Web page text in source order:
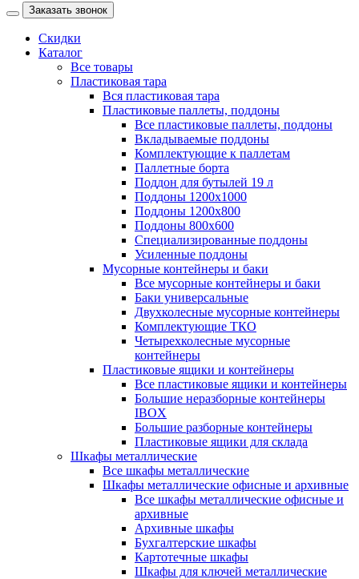
Заказать звонок
Скидки
Каталог
Все товары
Пластиковая тара
Вся пластиковая тара
Пластиковые паллеты, поддоны
Все пластиковые паллеты, поддоны
Вкладываемые поддоны
Комплектующие к паллетам
Паллетные борта
Поддон для бутылей 19 л
Поддоны 1200х1000
Поддоны 1200х800
Поддоны 800х600
Специализированные поддоны
Усиленные поддоны
Мусорные контейнеры и баки
Все мусорные контейнеры и баки
Баки универсальные
Двухколесные мусорные контейнеры
Комплектующие ТКО
Четырехколесные мусорные
контейнеры
Пластиковые ящики и контейнеры
Все пластиковые ящики и контейнеры
Большие неразборные контейнеры
IBOX
Большие разборные контейнеры
Пластиковые ящики для склада
Шкафы металлические
Все шкафы металлические
Шкафы металлические офисные и архивные
Все шкафы металлические офисные и
архивные
Архивные шкафы
Бухгалтерские шкафы
Картотечные шкафы
Шкафы для ключей металлические